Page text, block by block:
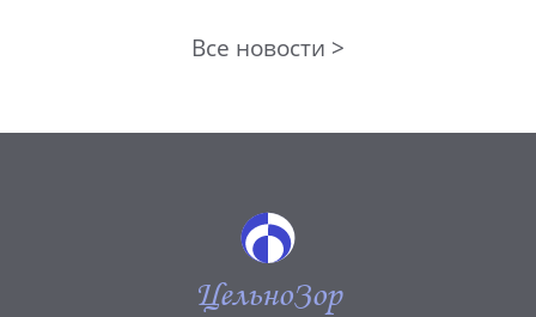
Все новости >
ЦельноЗор